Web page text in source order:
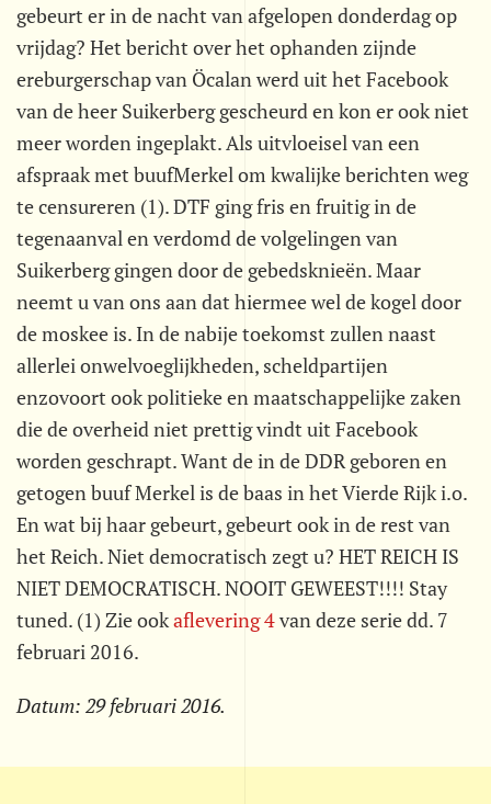
gebeurt er in de nacht van afgelopen donderdag op
vrijdag? Het bericht over het ophanden zijnde
ereburgerschap van Öcalan werd uit het Facebook
van de heer Suikerberg gescheurd en kon er ook niet
meer worden ingeplakt. Als uitvloeisel van een
afspraak met buufMerkel om kwalijke berichten weg
te censureren (1). DTF ging fris en fruitig in de
tegenaanval en verdomd de volgelingen van
Suikerberg gingen door de gebedsknieën. Maar
neemt u van ons aan dat hiermee wel de kogel door
de moskee is. In de nabije toekomst zullen naast
allerlei onwelvoeglijkheden, scheldpartijen
enzovoort ook politieke en maatschappelijke zaken
die de overheid niet prettig vindt uit Facebook
worden geschrapt. Want de in de DDR geboren en
getogen buuf Merkel is de baas in het Vierde Rijk i.o.
En wat bij haar gebeurt, gebeurt ook in de rest van
het Reich. Niet democratisch zegt u? HET REICH IS
NIET DEMOCRATISCH. NOOIT GEWEEST!!!! Stay
tuned. (1) Zie ookaflevering 4van deze serie dd. 7
februari 2016.
Datum: 29 februari 2016.